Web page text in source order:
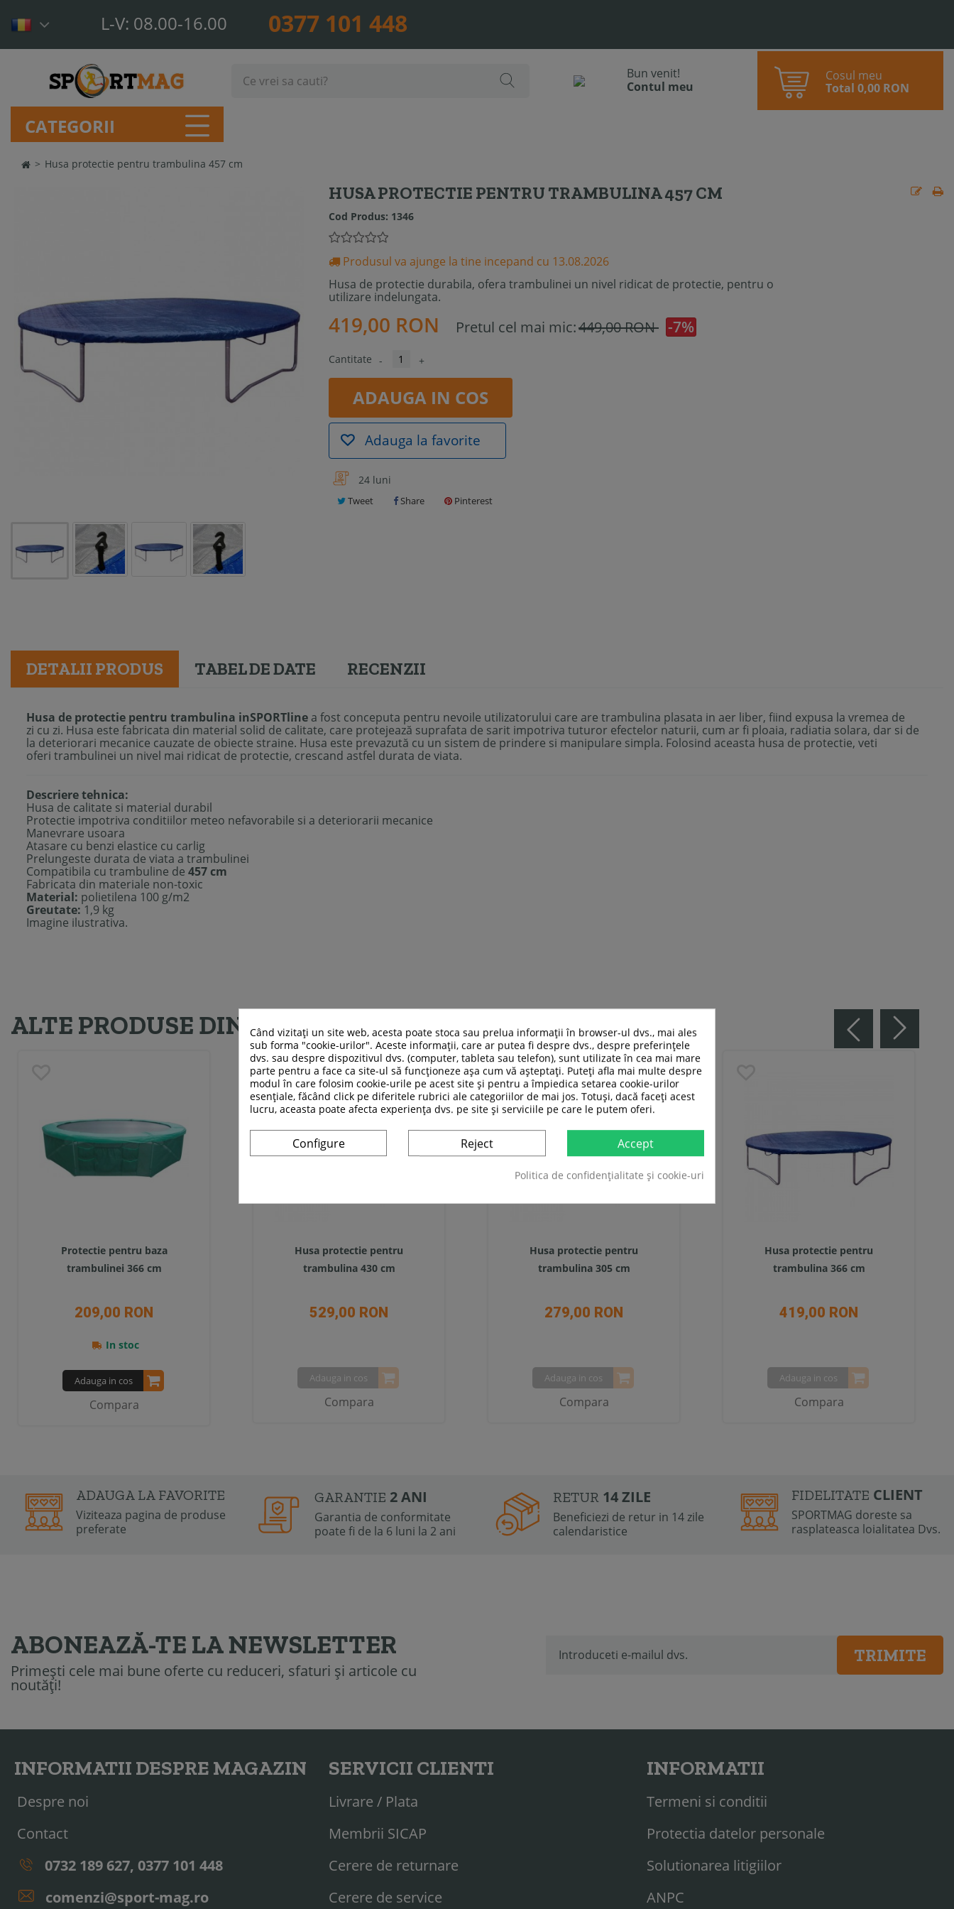
L-V: 08.00-16.00 0377 101 448
bun venit!
contul meu
Cosul meu
Total 0,00 RON
CATEGORII
> Husa protectie pentru trambulina 457 cm
HUSA PROTECTIE PENTRU TRAMBULINA 457 CM
Cod Produs: 1346
Produsul va ajunge la tine incepand cu 13.08.2026
Husa de protectie durabila, ofera trambulinei un nivel ridicat de protectie, pentru o
utilizare indelungata.
419,00 RON Pretul cel mai mic:449,00 RON -7%
Cantitate - +
ADAUGA IN COS
Adauga la favorite
24 luni
Tweet Share Pinterest
DETALII PRODUS TABEL DE DATE RECENZII
Husa de protectie pentru trambulina inSPORTline a fost conceputa pentru nevoile utilizatorului care are trambulina plasata in aer liber, fiind expusa la vremea de
zi cu zi. Husa este fabricata din material solid de calitate, care protejează suprafata de sarit impotriva tuturor efectelor naturii, cum ar fi ploaia, radiatia solara, dar si de
la deteriorari mecanice cauzate de obiecte straine. Husa este prevazută cu un sistem de prindere si manipulare simpla. Folosind aceasta husa de protectie, veti
oferi trambulinei un nivel mai ridicat de protectie, crescand astfel durata de viata.
Descriere tehnica:
Husa de calitate si material durabil
Protectie impotriva conditiilor meteo nefavorabile si a deteriorarii mecanice
Manevrare usoara
Atasare cu benzi elastice cu carlig
Prelungeste durata de viata a trambulinei
Compatibila cu trambuline de 457 cm
Fabricata din materiale non-toxic
Material: polietilena 100 g/m2
Greutate: 1,9 kg
Imagine ilustrativa.
ALTE PRODUSE DIN ACEEASI CATEGORIE:
Protectie pentru baza
trambulinei 366 cm
209,00 RON
In stoc
Adauga in cos
Compara
Husa protectie pentru
trambulina 430 cm
529,00 RON
Adauga in cos
Compara
Husa protectie pentru
trambulina 305 cm
279,00 RON
Adauga in cos
Compara
Husa protectie pentru
trambulina 366 cm
419,00 RON
Adauga in cos
Compara
ADAUGA LA FAVORITE
Viziteaza pagina de produse
preferate
GARANTIE 2 ANI
Garantia de conformitate
poate fi de la 6 luni la 2 ani
RETUR 14 ZILE
Beneficiezi de retur in 14 zile
calendaristice
FIDELITATE CLIENT
SPORTMAG doreste sa
rasplateasca loialitatea Dvs.
ABONEAZĂ-TE LA NEWSLETTER
Primești cele mai bune oferte cu reduceri, sfaturi și articole cu
noutăți!
TRIMITE
INFORMATII DESPRE MAGAZIN
Despre noi
Contact
0732 189 627, 0377 101 448
comenzi@sport-mag.ro
SERVICII CLIENTI
Livrare / Plata
Membrii SICAP
Cerere de returnare
Cerere de service
INFORMATII
Termeni si conditii
Protectia datelor personale
Solutionarea litigiilor
ANPC
Când vizitați un site web, acesta poate stoca sau prelua informații în browser-ul dvs., mai ales
sub forma "cookie-urilor". Aceste informații, care ar putea fi despre dvs., despre preferințele
dvs. sau despre dispozitivul dvs. (computer, tableta sau telefon), sunt utilizate în cea mai mare
parte pentru a face ca site-ul să funcționeze așa cum vă așteptați. Puteți afla mai multe despre
modul în care folosim cookie-urile pe acest site și pentru a împiedica setarea cookie-urilor
esențiale, făcând click pe diferitele rubrici ale categoriilor de mai jos. Totuși, dacă faceți acest
lucru, aceasta poate afecta experiența dvs. pe site și serviciile pe care le putem oferi.
Configure Reject Accept
Politica de confidențialitate și cookie-uri